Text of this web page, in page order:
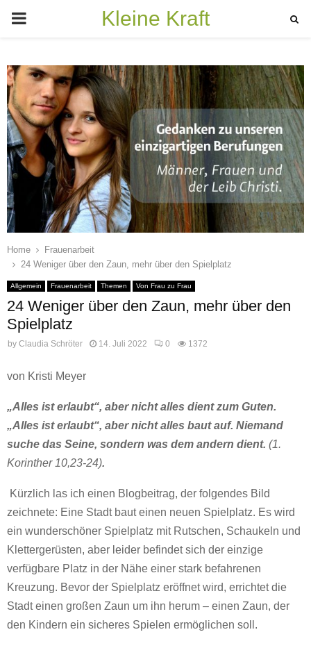
PRIMARY
Kleine Kraft
Home
Frauenarbeit
24 Weniger über den Zaun, mehr über den Spielplatz
Allgemein Frauenarbeit Themen Von Frau zu Frau
24 Weniger über den Zaun, mehr über den
Spielplatz
by Claudia Schröter 14. Juli 2022 0 1372
von Kristi Meyer
„Alles ist erlaubt“, aber nicht alles dient zum Guten.
„Alles ist erlaubt“, aber nicht alles baut auf. Niemand
suche das Seine, sondern was dem andern dient. (1.
Korinther 10,23-24).
Kürzlich las ich einen Blogbeitrag, der folgendes Bild
zeichnete: Eine Stadt baut einen neuen Spielplatz. Es wird
ein wunderschöner Spielplatz mit Rutschen, Schaukeln und
Klettergerüsten, aber leider befindet sich der einzige
verfügbare Platz in der Nähe einer stark befahrenen
Kreuzung. Bevor der Spielplatz eröffnet wird, errichtet die
Stadt einen großen Zaun um ihn herum – einen Zaun, der
den Kindern ein sicheres Spielen ermöglichen soll.